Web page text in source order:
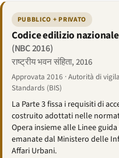
PUBBLICO + PRIVATO
Codice edilizio
(NBC 2016)
राष्ट्रीय भवन संहिता, 2016
Approvata 2016 · Autorità di
Standards (BIS)
La Parte 3 fissa i requisiti di
costruito adottati nelle
Opera insieme alle Linee
emanate dal Ministero delle
Affari Urbani.